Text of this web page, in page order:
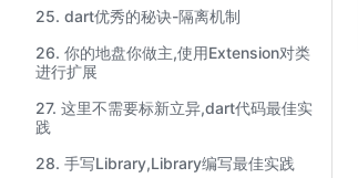
25. dart优秀的秘诀-隔离机制
26. 你的地盘你做主,使用Extension对类
进行扩展
27. 这里不需要标新立异,dart代码最佳实
践
28. 手写Library,Library编写最佳实践